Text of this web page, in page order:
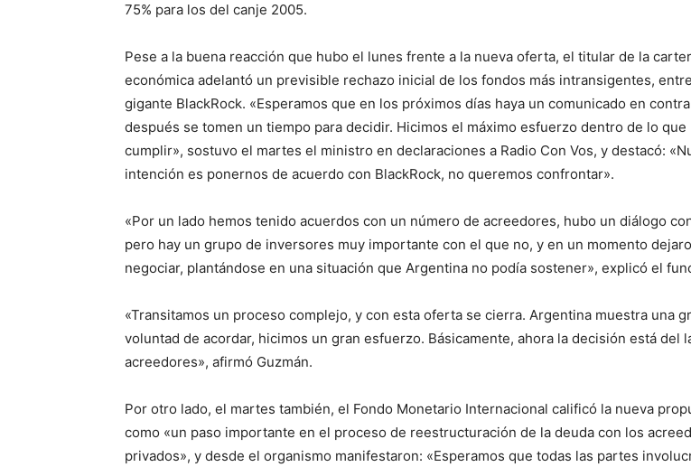
75% para los del canje 2005.
Pese a la buena reacción que hubo el lunes frente a la nueva oferta, el titular de la
económica adelantó un previsible rechazo inicial de los fondos más intransigentes,
gigante BlackRock. «Esperamos que en los próximos días haya un comunicado en
después se tomen un tiempo para decidir. Hicimos el máximo esfuerzo dentro de lo que
cumplir», sostuvo el martes el ministro en declaraciones a Radio Con Vos, y destacó:
intención es ponernos de acuerdo con BlackRock, no queremos confrontar».
«Por un lado hemos tenido acuerdos con un número de acreedores, hubo un diálogo
pero hay un grupo de inversores muy importante con el que no, y en un momento
negociar, plantándose en una situación que Argentina no podía sostener», explicó el
«Transitamos un proceso complejo, y con esta oferta se cierra. Argentina muestra una
voluntad de acordar, hicimos un gran esfuerzo. Básicamente, ahora la decisión está del
acreedores», afirmó Guzmán.
Por otro lado, el martes también, el Fondo Monetario Internacional calificó la nueva
como «un paso importante en el proceso de reestructuración de la deuda con los
privados», y desde el organismo manifestaron: «Esperamos que todas las partes